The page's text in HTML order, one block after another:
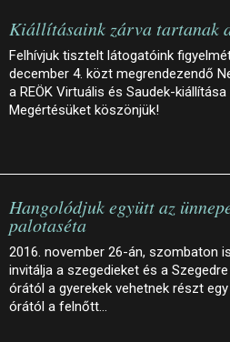
Kiállításaink zárva tartanak
Felhívjuk tisztelt látogatóink
december 4. közt megrendezendő
a REÖK Virtuális és Saudek-
Megértésüket köszönjük!
Hangolódjuk együtt az
palotaséta
2016. november 26-án, szombaton
invitálja a szegedieket és a
órától a gyerekek vehetnek részt
órától a felnőtt…